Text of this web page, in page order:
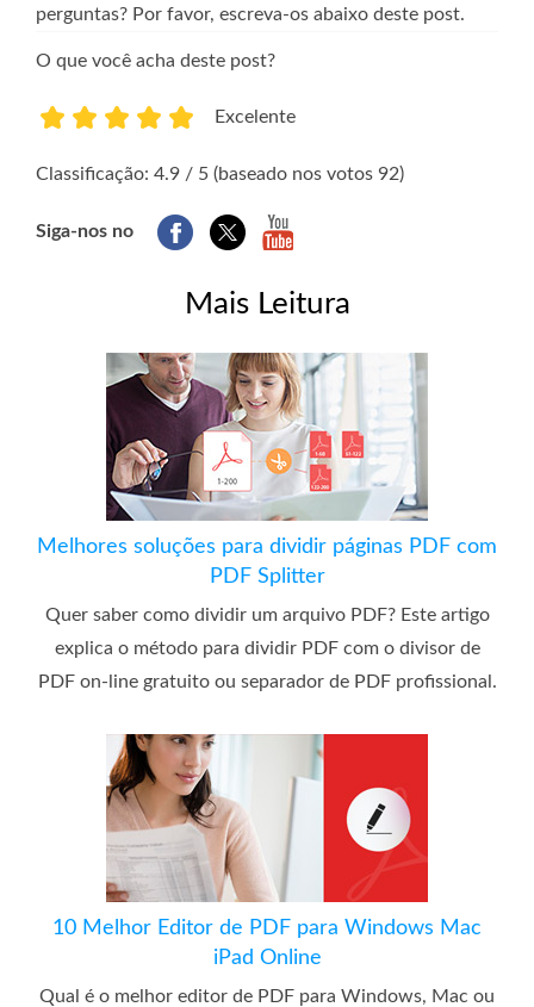
perguntas? Por favor, escreva-os abaixo deste post.
O que você acha deste post?
Excelente
Classificação: 4.9 / 5 (baseado nos votos 92)
Siga-nos no
Mais Leitura
Melhores soluções para dividir páginas PDF com
PDF Splitter
Quer saber como dividir um arquivo PDF? Este artigo
explica o método para dividir PDF com o divisor de
PDF on-line gratuito ou separador de PDF profissional.
10 Melhor Editor de PDF para Windows Mac
iPad Online
Qual é o melhor editor de PDF para Windows, Mac ou